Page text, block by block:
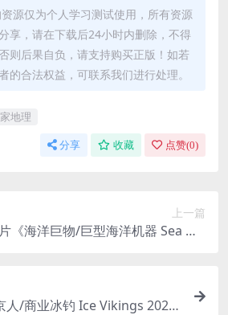
源仅为个人学习测试使用，所有资源
享，请在下载后24小时内删除，不得
则后果自负，请支持购买正版！如若
的合法权益，可联系我们进行处理。
地理
分享 收藏 点赞(0)
上一篇
《海洋巨物/巨型海洋机器 Sea Mo
人/商业冰钓 Ice Vikings 202